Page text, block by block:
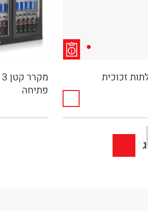
פתיחה